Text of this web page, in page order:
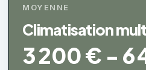
MOYENNE
Climatisation
3 200 € - 6